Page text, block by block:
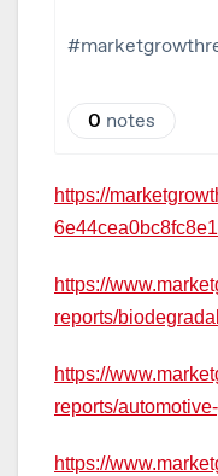
https://
https://
reports/
https://
reports/
https://